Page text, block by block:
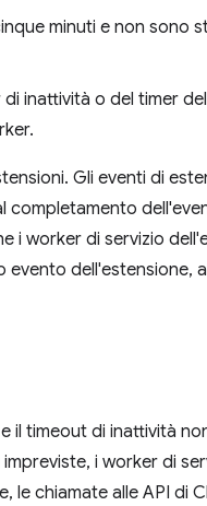
minuti e non sono
inattività o del timer
Gli eventi di
completamento
i worker di servizio
dell'estensione,
il timeout di inattività
i worker di
le chiamate alle API di